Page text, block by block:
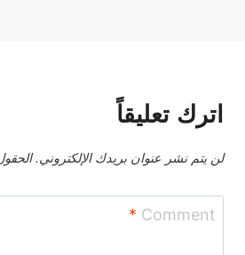
اترك تعليقاً
لن يتم نشر عنوان بريدك الإلكتروني.
Comment
*